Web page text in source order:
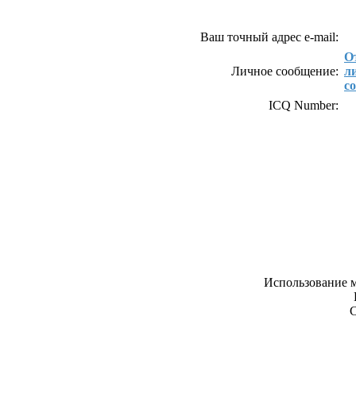
Ваш точный адрес e-mail:
Личное сообщение:
ICQ Number:
Использование